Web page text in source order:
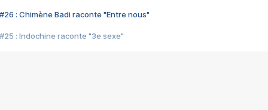
#26 : Chimène Badi raconte "Entre nous"
#25 : Indochine raconte "3e sexe"